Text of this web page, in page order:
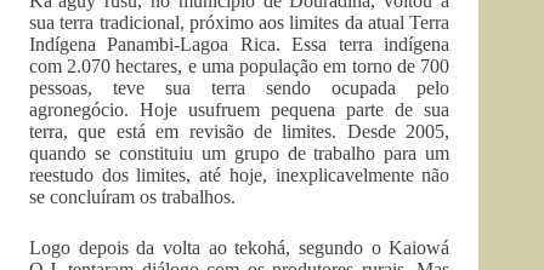
sua terra tradicional, próximo aos limites da atual Terra
Indígena Panambi-Lagoa Rica. Essa terra indígena
com 2.070 hectares, e uma população em torno de 700
pessoas, teve sua terra sendo ocupada pelo
agronegócio. Hoje usufruem pequena parte de sua
terra, que está em revisão de limites. Desde 2005,
quando se constituiu um grupo de trabalho para um
reestudo dos limites, até hoje, inexplicavelmente não
se concluíram os trabalhos.
Logo depois da volta ao tekohá, segundo o Kaiowá